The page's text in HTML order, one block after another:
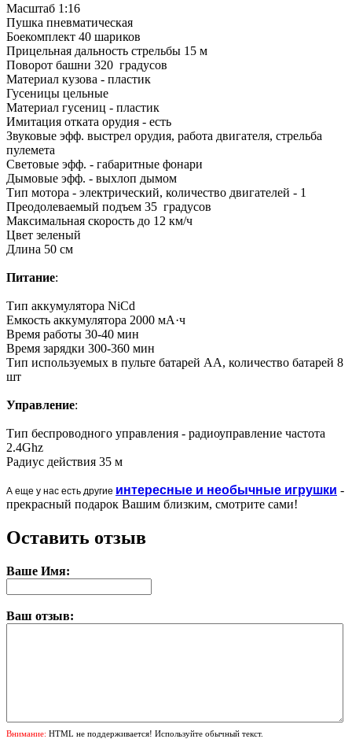
Масштаб 1:16
Пушка пневматическая
Боекомплект 40 шариков
Прицельная дальность стрельбы 15 м
Поворот башни 320 градусов
Материал кузова - пластик
Гусеницы цельные
Материал гусениц - пластик
Имитация отката орудия - есть
Звуковые эфф. выстрел орудия, работа двигателя, стрельба
пулемета
Световые эфф. - габаритные фонари
Дымовые эфф. - выхлоп дымом
Тип мотора - электрический, количество двигателей - 1
Преодолеваемый подъем 35 градусов
Максимальная скорость до 12 км/ч
Цвет зеленый
Длина 50 см
Питание:
Тип аккумулятора NiCd
Емкость аккумулятора 2000 мА·ч
Время работы 30-40 мин
Время зарядки 300-360 мин
Тип используемых в пульте батарей AA, количество батарей 8
шт
Управление:
Тип беспроводного управления - радиоуправление частота
2.4Ghz
Радиус действия 35 м
А еще у нас есть другие интересные и необычные игрушки -
прекрасный подарок Вашим близким, смотрите сами!
Оставить отзыв
Ваше Имя:
Ваш отзыв:
Внимание: HTML не поддерживается! Используйте обычный текст.